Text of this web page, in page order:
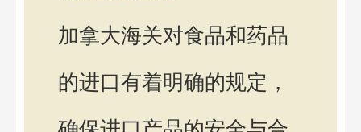
加拿大海关对食品和药品
的进口有着明确的规定，